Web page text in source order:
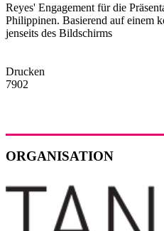
Reyes' Engagement für die
Philippinen. Basierend auf einem
jenseits des Bildschirms
Drucken
7902
ORGANISATION